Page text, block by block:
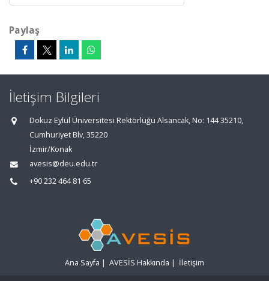
Paylaş
İletişim Bilgileri
Dokuz Eylül Üniversitesi Rektörlüğü Alsancak, No: 144 35210,
Cumhuriyet Blv, 35220
İzmir/Konak
avesis@deu.edu.tr
+90 232 464 81 65
Ana Sayfa | AVESİS Hakkında | İletişim